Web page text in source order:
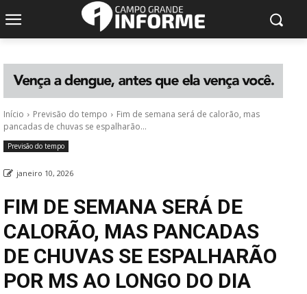
Início Previsão do tempo
Fim de semana será de calorão, mas
pancadas de chuvas se espalharão...
Previsão do tempo
janeiro 10, 2026
FIM DE SEMANA SERÁ DE
CALORÃO, MAS PANCADAS
DE CHUVAS SE ESPALHARÃO
POR MS AO LONGO DO DIA